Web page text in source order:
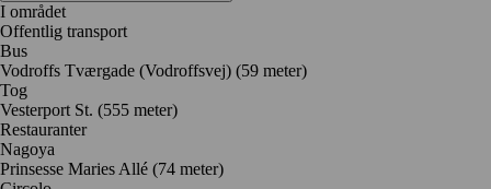
I området
Offentlig transport
Bus
Vodroffs Tværgade (Vodroffsvej) (59 meter)
Tog
Vesterport St. (555 meter)
Restauranter
Nagoya
Prinsesse Maries Allé (74 meter)